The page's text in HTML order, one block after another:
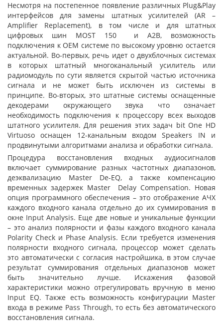
Несмотря на постепенное появление различных Plug&Play
интерфейсов для замены штатных усилителей (AR –
Amplifier Replacement), в том числе и для штатных
цифровых шин MOST 150 и А2В, возможность
подключения к ОЕМ системе по высокому уровню остается
актуальной. Во-первых, речь идет о двухблочных системах
в которых штатный многоканальный усилитель или
радиомодуль по сути является скрытой частью источника
сигнала и не может быть исключен из системы в
принципе. Во-вторых, это штатные системы оснащенные
декодерами окружающего звука что означает
необходимость подключения к процессору всех выходов
штатного усилителя. Для решения этих задач bit One HD
Virtuoso оснащен 12-канальным входом Speakers IN и
продвинутыми алгоритмами анализа и обработки сигнала.
Процедура восстановления входных аудиосигналов
включает суммирование разных частотных диапазонов,
деэквализацию Master De-EQ, а также компенсацию
временных задержек Master Delay Compensation. Новая
опция программного обеспечения – это отображение АЧХ
каждого входного канала отдельно до их суммирования в
окне Input Analysis. Еще две новые и уникальные функции
– это анализ полярности и фазы каждого входного канала
Polarity Check и Phase Analysis. Если требуется изменения
полярности входного сигнала, процессор может сделать
это автоматически с согласия настройшика, в этом случае
результат суммирования отдельных диапазонов может
быть значительно лучше. Искажения фазовой
характеристики можно отрегулировать вручную в меню
Input EQ. Также есть возможность конфигурации Master
входа в режиме Pass Through, то есть без автоматического
восстановления сигнала.